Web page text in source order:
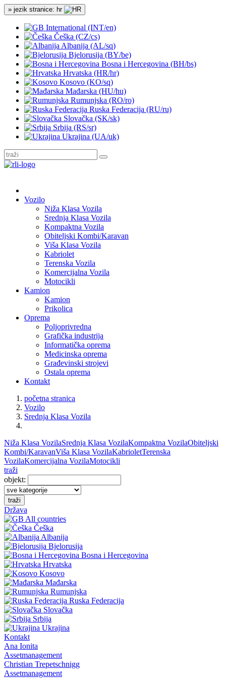
» jezik stranice: hr
International (INT/en)
Češka (CZ/cs)
Albanija (AL/sq)
Bjelorusija (BY/be)
Bosna i Hercegovina (BH/bs)
Hrvatska (HR/hr)
Kosovo (KO/sq)
Mađarska (HU/hu)
Rumunjska (RO/ro)
Ruska Federacija (RU/ru)
Slovačka (SK/sk)
Srbija (RS/sr)
Ukrajina (UA/uk)
Vozilo
Niža Klasa Vozila
Srednja Klasa Vozila
Kompaktna Vozila
Obiteljski Kombi/Karavan
Viša Klasa Vozila
Kabriolet
Terenska Vozila
Komercijalna Vozila
Motocikli
Kamion
Kamion
Prikolica
Oprema
Poljoprivredna
Grafička industrija
Informatička oprema
Medicinska oprema
Građevinski strojevi
Ostala oprema
Kontakt
početna stranica
Vozilo
Srednja Klasa Vozila
Niža Klasa VozilaSrednja Klasa VozilaKompaktna VozilaObiteljski
Kombi/KaravanViša Klasa VozilaKabrioletTerenska
VozilaKomercijalna VozilaMotocikli
traži
objekt:
traži
Država
All countries
Češka
Albanija
Bjelorusija
Bosna i Hercegovina
Hrvatska
Kosovo
Mađarska
Rumunjska
Ruska Federacija
Slovačka
Srbija
Ukrajina
Kontakt
Ana Ionita
Assetmanagement
Christian Trepetschnigg
Assetmanagement